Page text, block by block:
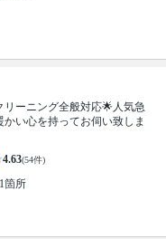
リーニング全般対応🌟人気急
かい心を持ってお伺い致しま
4.63(54件)
箇所